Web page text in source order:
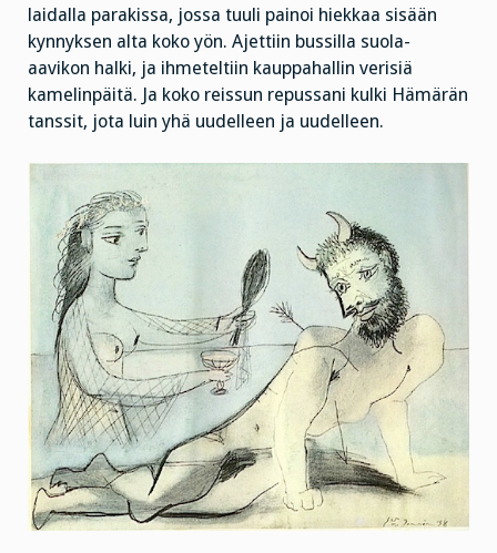
laidalla parakissa, jossa tuuli painoi hiekkaa sisään
kynnyksen alta koko yön. Ajettiin bussilla suola-
aavikon halki, ja ihmeteltiin kauppahallin verisiä
kamelinpäitä. Ja koko reissun repussani kulki Hämärän
tanssit, jota luin yhä uudelleen ja uudelleen.